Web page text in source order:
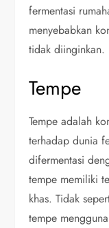
fermentasi
menyebabkan
tidak diinginkan.
Tempe
Tempe adalah
terhadap dunia
difermentasi
tempe memiliki
khas. Tidak
tempe